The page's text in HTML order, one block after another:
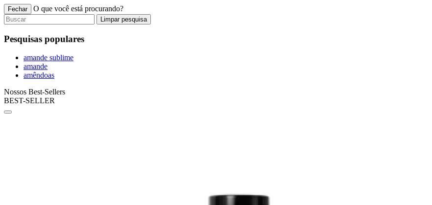
Fechar O que você está procurando?
Limpar pesquisa
Pesquisas populares
amande sublime
amande
amêndoas
Nossos Best-Sellers
BEST-SELLER